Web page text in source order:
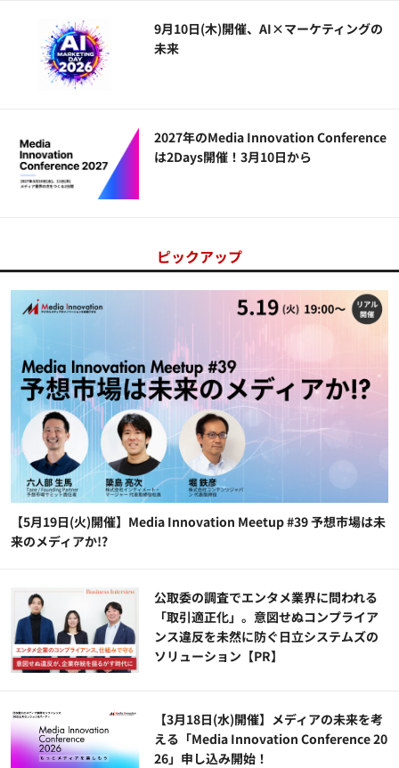
9月10日(木)開催、AI×マーケティングの
未来
2027年のMedia Innovation Conference
は2Days開催！3月10日から
ピックアップ
【5月19日(火)開催】Media Innovation Meetup #39 予想市場は未
来のメディアか!?
公​​取委の調査でエンタメ業界に問われる
「取引適正化」。意図せぬコンプライア
ンス違反を未然に防ぐ日立システムズの
ソリューション​【PR】
【3月18日(水)開催】メディアの未来を考
える「Media Innovation Conference 20
26」申し込み開始！